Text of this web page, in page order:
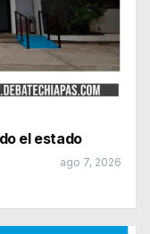
el estado
ago 7, 2026